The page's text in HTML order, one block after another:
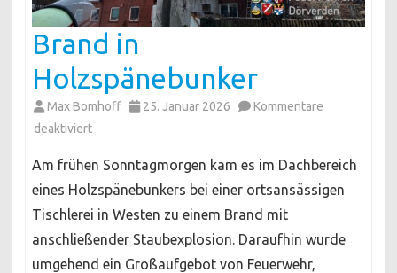
Brand in
Holzspänebunker
Max Bomhoff 25. Januar 2026
Kommentare
deaktiviertfür
in
Holzspänebunker
Am frühen Sonntagmorgen kam es im Dachbereich
eines Holzspänebunkers bei einer ortsansässigen
Tischlerei in Westen zu einem Brand mit
anschließender Staubexplosion. Daraufhin wurde
umgehend ein Großaufgebot von Feuerwehr,